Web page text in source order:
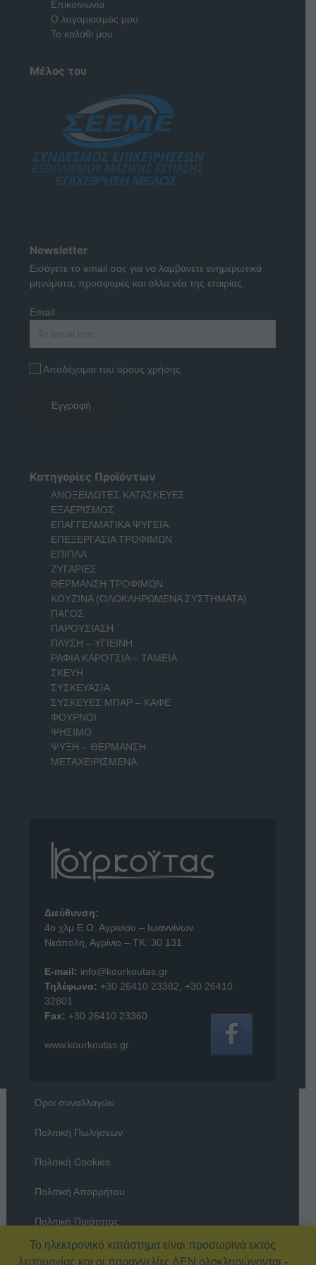
Επικοινωνία
Ο λογαριασμός μου
Το καλάθι μου
Μέλος του
Newsletter
Εισάγετε το email σας για να λαμβάνετε ενημερωτικά
μηνύματα, προσφορές και άλλα νέα της εταιρίας.
Email:
Αποδέχομαι του όρους χρήσης
Κατηγορίες Προϊόντων
ΑΝΟΞΕΙΔΩΤΕΣ ΚΑΤΑΣΚΕΥΕΣ
ΕΞΑΕΡΙΣΜΟΣ
ΕΠΑΓΓΕΛΜΑΤΙΚΑ ΨΥΓΕΙΑ
ΕΠΕΞΕΡΓΑΣΙΑ ΤΡΟΦΙΜΩΝ
ΕΠΙΠΛΑ
ΖΥΓΑΡΙΕΣ
ΘΕΡΜΑΝΣΗ ΤΡΟΦΙΜΩΝ
ΚΟΥΖΙΝΑ (ΟΛΟΚΛΗΡΩΜΕΝΑ ΣΥΣΤΗΜΑΤΑ)
ΠΑΓΟΣ
ΠΑΡΟΥΣΙΑΣΗ
ΠΛΥΣΗ – ΥΓΙΕΙΝΗ
ΡΑΦΙΑ ΚΑΡΟΤΣΙΑ – ΤΑΜΕΙΑ
ΣΚΕΥΗ
ΣΥΣΚΕΥΑΣΙΑ
ΣΥΣΚΕΥΕΣ ΜΠΑΡ – ΚΑΦΕ
ΦΟΥΡΝΟΙ
ΨΗΣΙΜΟ
ΨΥΞΗ – ΘΕΡΜΑΝΣΗ
ΜΕΤΑΧΕΙΡΙΣΜΕΝΑ
Διεύθυνση:
4o χλμ Ε.Ο. Αγρινίου – Ιωαννίνων
Νεάπολη, Αγρίνιο – ΤΚ: 30 131
E-mail: info@kourkoutas.gr
Τηλέφωνα: +30 26410 23382
+30 26410
32801
Fax: +30 26410 23360
www.kourkoutas.gr
Όροι συναλλαγών
Πολιτική Πωλήσεων
Πολιτική Cookies
Πολιτική Απορρήτου
Πολιτική Ποιότητας
Όροι χρήσης
Το ηλεκτρονικό κατάστημα είναι προσωρινά εκτός
λειτουργίας και οι παραγγελίες ΔΕΝ ολοκληρώνονται -